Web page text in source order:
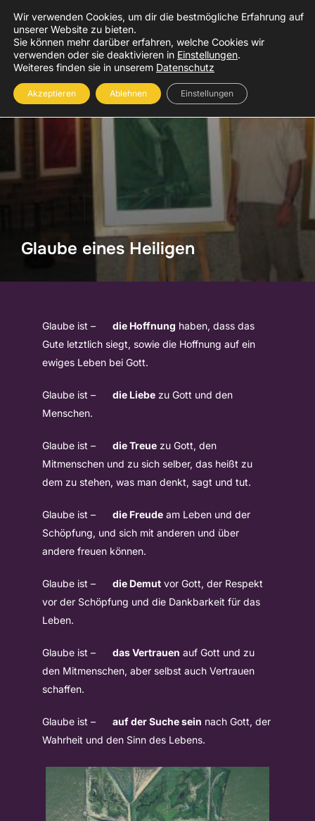
Zum
Inhalt
springen
Suchen
Glaube eines Heiligen
Glaube ist – die Hoffnung haben, dass das
Gute letztlich siegt, sowie die Hoffnung auf ein
ewiges Leben bei Gott.
Glaube ist – die Liebe zu Gott und den
Menschen.
Glaube ist – die Treue zu Gott, den
Mitmenschen und zu sich selber, das heißt zu
dem zu stehen, was man denkt, sagt und tut.
Glaube ist – die Freude am Leben und der
Schöpfung, und sich mit anderen und über
andere freuen können.
Glaube ist – die Demut vor Gott, der Respekt
vor der Schöpfung und die Dankbarkeit für das
Leben.
Glaube ist – das Vertrauen auf Gott und zu
den Mitmenschen, aber selbst auch Vertrauen
schaffen.
Glaube ist – auf der Suche sein nach Gott, der
Wahrheit und den Sinn des Lebens.
Wir verwenden Cookies, um dir die bestmögliche Erfahrung auf
unserer Website zu bieten.
Sie können mehr darüber erfahren, welche Cookies wir
verwenden oder sie deaktivieren in Einstellungen.
Weiteres finden sie in unserem Datenschutz
Akzeptieren Ablehnen Einstellungen